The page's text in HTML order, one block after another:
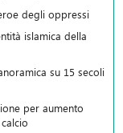
degli oppressi
islamica della
su 15 secoli
per aumento